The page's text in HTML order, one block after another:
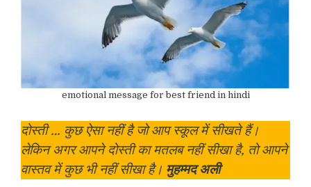
emotional message for best friend in hindi
दोस्ती … कुछ ऐसा नहीं है जो आप स्कूल में सीखते हैं।
लेकिन अगर आपने दोस्ती का मतलब नहीं सीखा है, तो आपने
वास्तव में कुछ भी नहीं सीखा है। मुहम्मद अली